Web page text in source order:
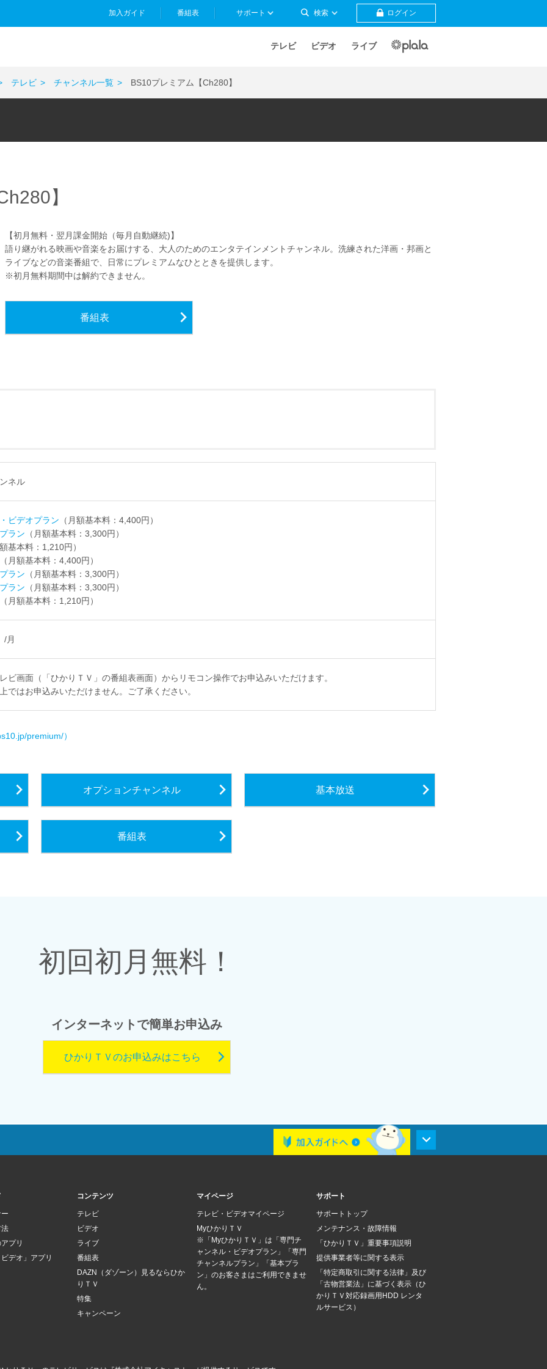
検索
加入ガイド 番組表 サポート ログイン
テレビ ビデオ ライブ
テレビ チャンネル一覧 BS10プレミアム【Ch280】
】
【初月無料・翌月課金開始（毎月自動継続)】
語り継がれる映画や音楽をお届けする、大人のためのエンタテインメントチャンネル。洗練された洋画・邦画と
ライブなどの音楽番組で、日常にプレミアムなひとときを提供します。
※初月無料期間中は解約できません。
番組表
ネル
ビデオプラン （月額基本料：4,400円）
ラン （月額基本料：3,300円）
額基本料：1,210円）
（月額基本料：4,400円）
ラン （月額基本料：3,300円）
ラン （月額基本料：3,300円）
（月額基本料：1,210円）
/月
ビ画面（「ひかりＴＶ」の番組表画面）からリモコン操作でお申込みいただけます。
ではお申込みいただけません。ご了承ください。
premium/）
オプションチャンネル 基本放送
番組表
初回初月無料！
インターネットで簡単お申込み
ひかりＴＶのお申込みはこちら
プリ
ビデオ」アプリ
コンテンツ
テレビ
ビデオ
ライブ
番組表
DAZN（ダゾーン）見るならひか
りＴＶ
特集
キャンペーン
マイページ
テレビ・ビデオマイページ
MyひかりＴＶ
※「MyひかりＴＶ」は「専門チ
ャンネル・ビデオプラン」「専門
チャンネルプラン」「基本プラ
ン」のお客さまはご利用できませ
ん。
サポート
サポートトップ
メンテナンス・故障情報
「ひかりＴＶ」重要事項説明
提供事業者等に関する表示
「特定商取引に関する法律」及び
「古物営業法」に基づく表示（ひ
かりＴＶ対応録画用HDD レンタ
ルサービス）